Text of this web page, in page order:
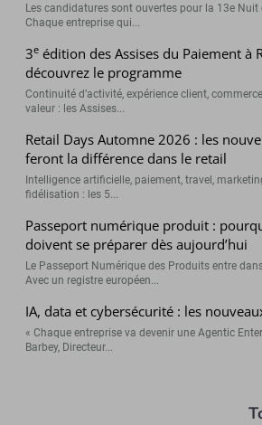
Les candidatures sont ouvertes pour la 13e Nuit
Chaque entreprise qui...
3e édition des Assises du Paiement à
découvrez le programme
Continuité d’activité, expérience client,
valeur : les Assises...
Retail Days Automne 2026 : les
feront la différence dans le retail
Intelligence artificielle, paiement, travel,
fidélisation : les 5...
Passeport numérique produit :
doivent se préparer dès aujourd’hui
Le Passeport Numérique des Produits entre
Avec un registre européen...
IA, data et cybersécurité : les
« Chaque entreprise va devenir une Agentic
Barbey, Directeur...